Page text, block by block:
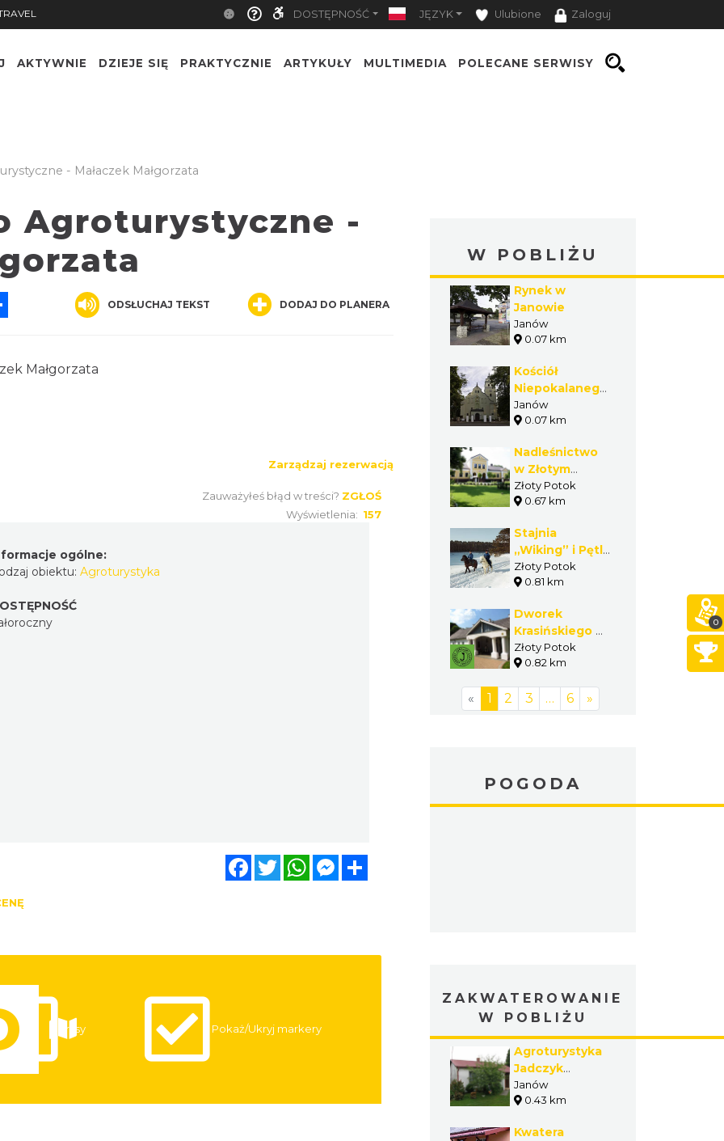
DOSTĘPNOŚĆ JĘZYK Ulubione Zaloguj
AKTYWNIE DZIEJE SIĘ PRAKTYCZNIE ARTYKUŁY MULTIMEDIA POLECANE SERWISY
- Małaczek Małgorzata
Agroturystyczne -
ODSŁUCHAJ TEKST DODAJ DO PLANERA
Małgorzata
Zarządzaj rezerwacją
Zauważyłeś błąd w treści? ZGŁOŚ
Wyświetlenia: 157
ogólne:
obiektu: Agroturystyka
FacebookTwitterWhatsAppMessenger
Trasy Pokaż/Ukryj markery
W POBLIŻU
Rynek w
Janowie
Janów
0.07 km
Kościół
Niepokalanego
Poczęcia NMP
w Janowie
Janów
0.07 km
Nadleśnictwo
w Złotym
Potoku
Złoty Potok
0.67 km
Stajnia
„Wiking” i Pętla
„Wikinga” w
Złotym Potoku
Złoty Potok
0.81 km
Dworek
Krasińskiego w
Złotym Potoku.
Muzeum
Zygmunta
Krasińskiego
Złoty Potok
0.82 km
« 1 2 3 … 6 »
POGODA
ZAKWATEROWANIE
W POBLIŻU
Agroturystyka
Jadczyk
Wiesława
Janów
0.43 km
Kwatera
0